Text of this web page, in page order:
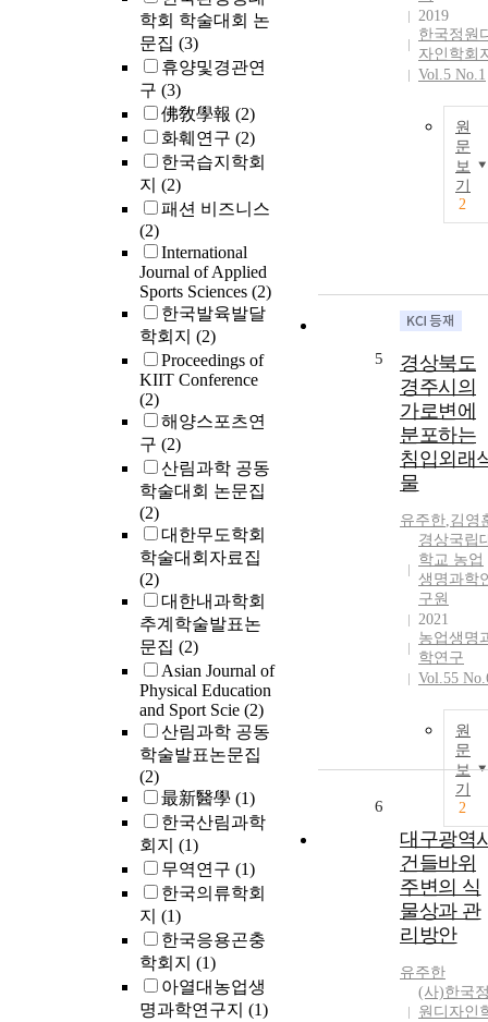
학회 학술대회 논
문집 (3)
휴양및경관연
구 (3)
佛敎學報 (2)
화훼연구 (2)
한국습지학회
지 (2)
패션 비즈니스
(2)
International
Journal of Applied
Sports Sciences (2)
한국발육발달
학회지 (2)
Proceedings of
KIIT Conference
(2)
해양스포츠연
구 (2)
산림과학 공동
학술대회 논문집
(2)
대한무도학회
학술대회자료집
(2)
대한내과학회
추계학술발표논
문집 (2)
Asian Journal of
Physical Education
and Sport Scie (2)
산림과학 공동
학술발표논문집
(2)
最新醫學 (1)
한국산림과학
회지 (1)
무역연구 (1)
한국의류학회
지 (1)
한국응용곤충
학회지 (1)
아열대농업생
명과학연구지 (1)
2019
한국정원
자인학회
Vol.5 No.1
원
문
보
기
2
5
경상북도
경주시의
가로변에
분포하는
침입외래
물
유주한,김영
경상국립
학교 농업
생명과학
구원
2021
농업생명
학연구
Vol.55
원
문
보
기
2
6
대구광역
건들바위
주변의 식
물상과 관
리방안
유주한
(사)한국
원디자인